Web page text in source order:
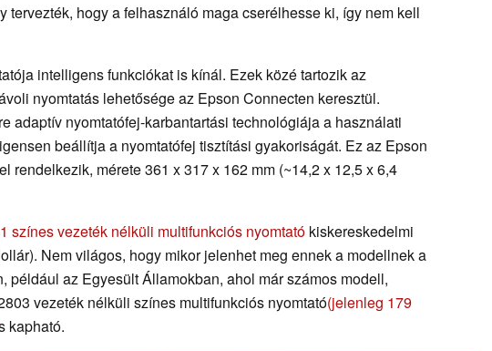
tervezték, hogy a felhasználó maga cserélhesse ki, így nem kell
intelligens funkciókat is kínál. Ezek közé tartozik az
nyomtatás lehetősége az Epson Connecten keresztül.
adaptív nyomtatófej-karbantartási technológiája a használati
beállítja a nyomtatófej tisztítási gyakoriságát. Ez az Epson
rendelkezik, mérete 361 x 317 x 162 mm (~14,2 x 12,5 x 6,4
színes vezeték nélküli multifunkciós nyomtató kiskereskedelmi
Nem világos, hogy mikor jelenhet meg ennek a modellnek a
például az Egyesült Államokban, ahol már számos modell,
vezeték nélküli színes multifunkciós nyomtató(jelenleg 179
kapható.